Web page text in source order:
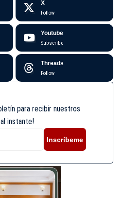
X
Follow
Youtube
Subscribe
Threads
Follow
para recibir nuestros
instante!
Inscríbeme